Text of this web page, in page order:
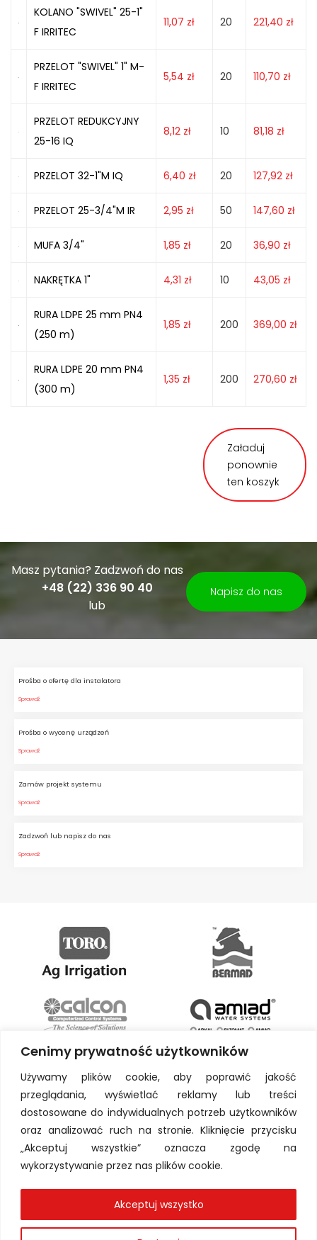
Cenimy prywatność użytkowników
Używamy plików cookie, aby poprawić jakość
przeglądania, wyświetlać reklamy lub treści
dostosowane do indywidualnych potrzeb użytkowników
oraz analizować ruch na stronie. Kliknięcie przycisku
„Akceptuj wszystkie” oznacza zgodę na
wykorzystywanie przez nas plików cookie.
Akceptuj wszystko
KOLANO "SWIVEL" 25-1"
F IRRITEC
11,07 zł 20 221,40 zł
PRZELOT "SWIVEL" 1" M-
F IRRITEC
5,54 zł 20 110,70 zł
PRZELOT REDUKCYJNY
25-16 IQ
8,12 zł 10 81,18 zł
PRZELOT 32-1"M IQ 6,40 zł 20 127,92 zł
PRZELOT 25-3/4"M IR 2,95 zł 50 147,60 zł
MUFA 3/4" 1,85 zł 20 36,90 zł
NAKRĘTKA 1" 4,31 zł 10 43,05 zł
RURA LDPE 25 mm PN4
(250 m)
1,85 zł 200 369,00 zł
RURA LDPE 20 mm PN4
(300 m)
1,35 zł 200 270,60 zł
Załaduj
ponownie
ten koszyk
Masz pytania? Zadzwoń do nas
+48 (22) 336 90 40
lub
Napisz do nas
Prośba o ofertę dla instalatora
Sprawdź
Prośba o wycenę urządzeń
Sprawdź
Zamów projekt systemu
Sprawdź
Zadzwoń lub napisz do nas
Sprawdź